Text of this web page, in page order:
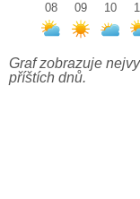
08
09
10
Graf zobrazuje
příštích dnů.